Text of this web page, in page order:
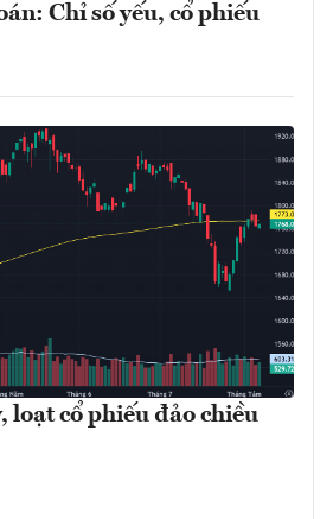
Chỉ số yếu, cổ phiếu
loạt cổ phiếu đảo chiều